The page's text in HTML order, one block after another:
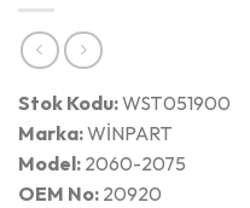
Stok Kodu:WST051900
Marka:WİNPART
Model: 2060-2075
OEM No: 20920